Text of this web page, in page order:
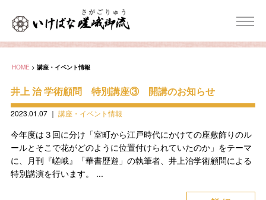
HOME > 講座・イベント情報
井上 治 学術顧問 特別講座③ 開講のお知らせ
2023.01.07｜ 講座・イベント情報
今年度は３回に分け「室町から江戸時代にかけての座敷飾りのル
ールとそこで花がどのように位置付けられていたのか」をテーマ
に、月刊『嵯峨』「華書歴遊」の執筆者、井上治学術顧問による
特別講演を行います。 ...